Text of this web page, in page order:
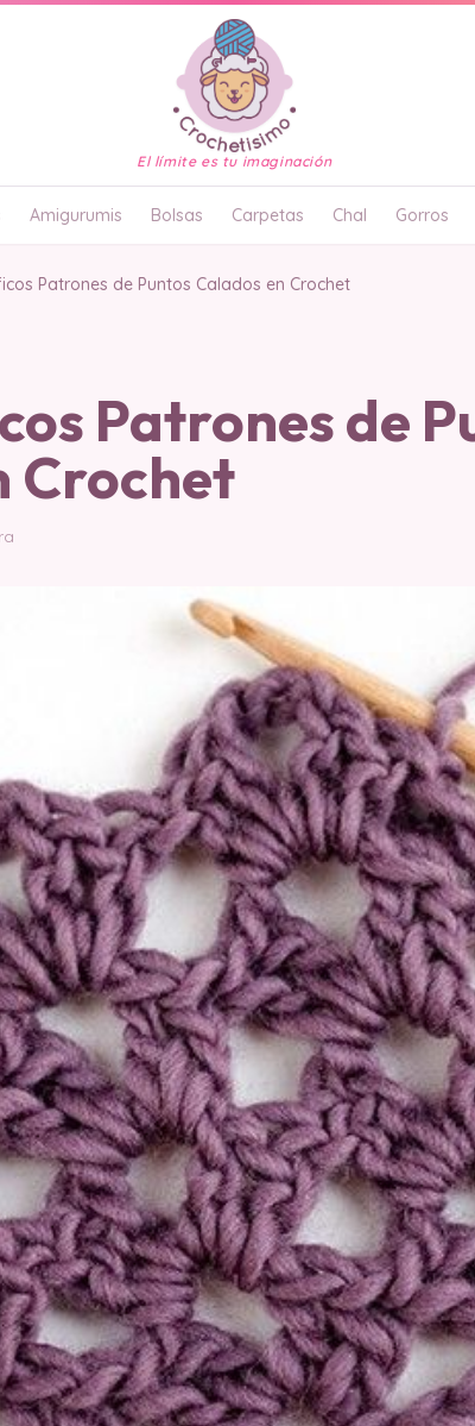
El límite es tu imaginación
Amigurumis Bolsas Carpetas Chal Gorros
Patrones de Puntos Calados en Crochet
Patrones de
Crochet